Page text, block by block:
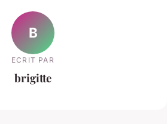
B
ECRIT PAR
brigitte